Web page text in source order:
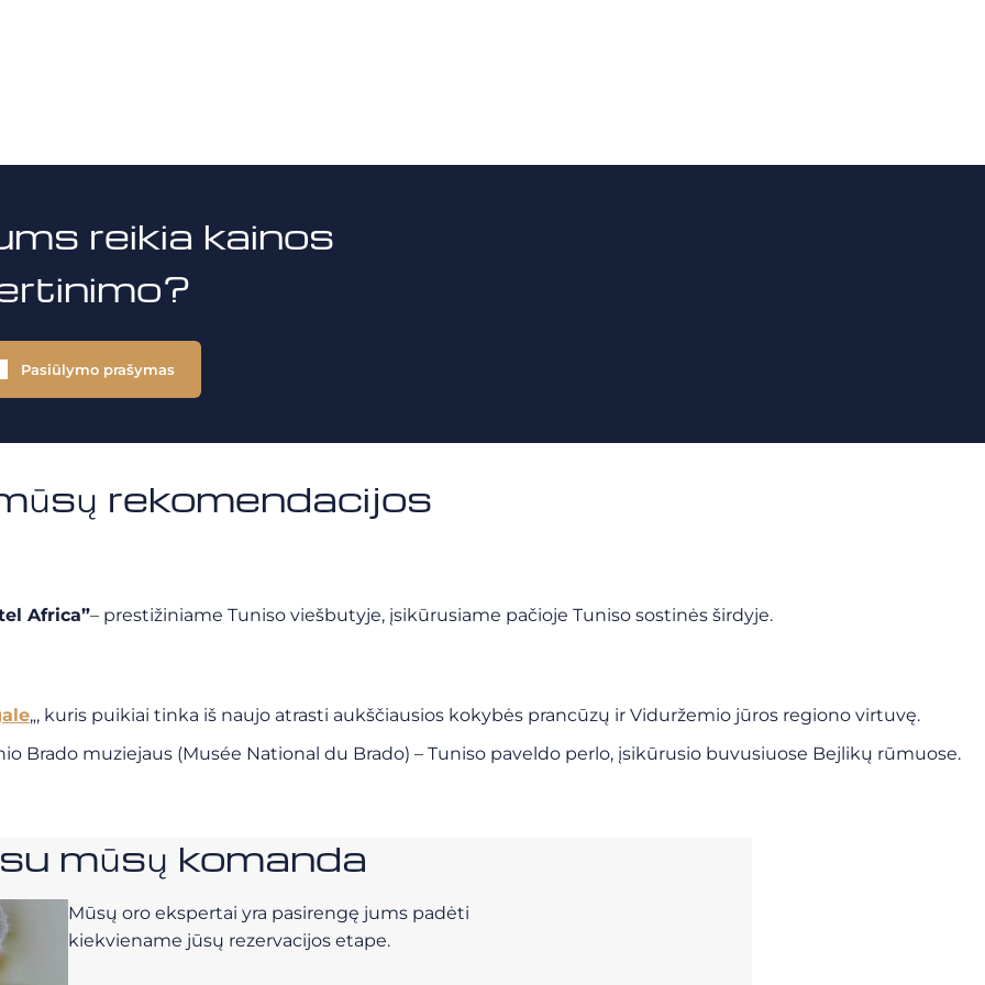
reikia kainos
Pasiūlymo prašymas
rekomendacijos
Africa”– prestižiniame Tuniso viešbutyje, įsikūrusiame pačioje Tuniso sostinės širdyje.
„, kuris puikiai tinka iš naujo atrasti aukščiausios kokybės prancūzų ir Viduržemio jūros regiono virtuvę.
Brado muziejaus (Musée National du Brado) – Tuniso paveldo perlo, įsikūrusio buvusiuose Bejlikų rūmuose.
mūsų komanda
Mūsų oro ekspertai yra pasirengę jums padėti
kiekviename jūsų rezervacijos etape.